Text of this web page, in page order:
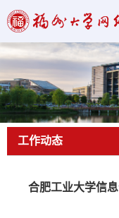
当前位置： 首页
工作动态
合肥工业大学信